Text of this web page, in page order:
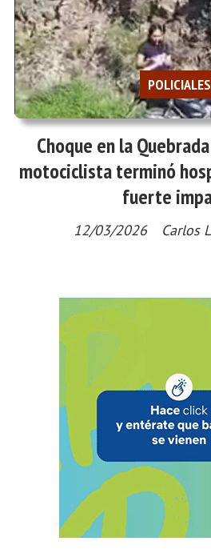
Choque en la
motociclista terminó
fuerte
Carlos
POLICIALES
12/03/2026